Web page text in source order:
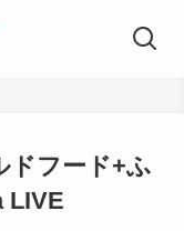
ドフード+ふ
LIVE